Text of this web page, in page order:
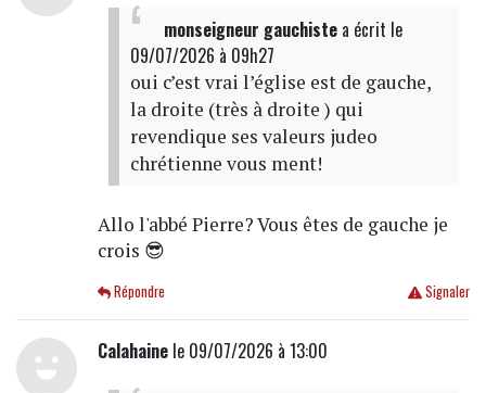
monseigneur gauchistea écrit le
09/07/2026 à 09h27
oui c’est vrai l’église est de gauche,
la droite (très à droite ) qui
revendique ses valeurs judeo
chrétienne vous ment!
Allo l'abbé Pierre? Vous êtes de gauche je
crois 😎
Signaler
Répondre
Calahainele 09/07/2026 à 13:00